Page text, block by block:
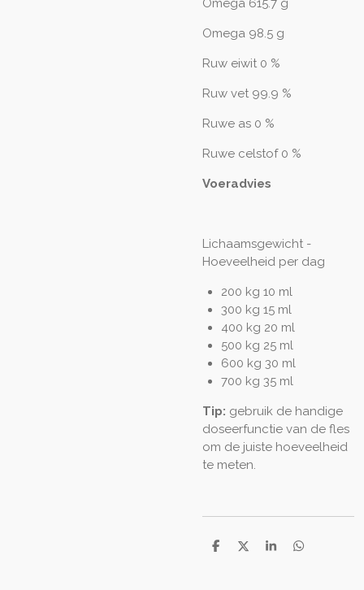
Omega 615.7 g
Omega 98.5 g
Ruw eiwit 0 %
Ruw vet 99.9 %
Ruwe as 0 %
Ruwe celstof 0 %
Voeradvies
Lichaamsgewicht -
Hoeveelheid per dag
200 kg 10 ml
300 kg 15 ml
400 kg 20 ml
500 kg 25 ml
600 kg 30 ml
700 kg 35 ml
Tip: gebruik de handige
doseerfunctie van de fles
om de juiste hoeveelheid
te meten.
D
D
S
D